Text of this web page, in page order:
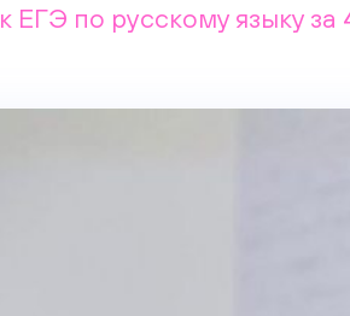
ЕГЭ по русскому языку за